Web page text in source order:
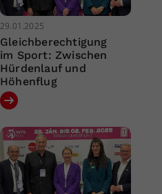
29.01.2025
Gleichberechtigung
im Sport: Zwischen
Hürdenlauf und
Höhenflug